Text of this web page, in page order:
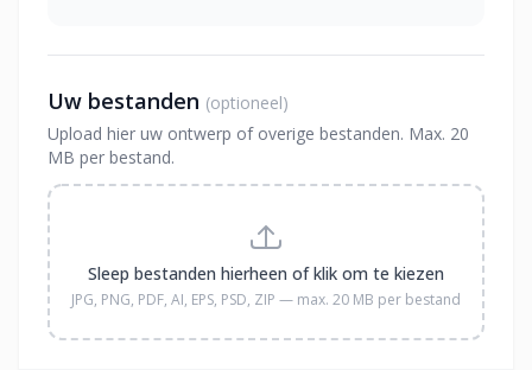
Uw bestanden (optioneel)
Upload hier uw ontwerp of overige bestanden. Max. 20
MB per bestand.
Sleep bestanden hierheen of klik om te kiezen
JPG, PNG, PDF, AI, EPS, PSD, ZIP — max. 20 MB per bestand